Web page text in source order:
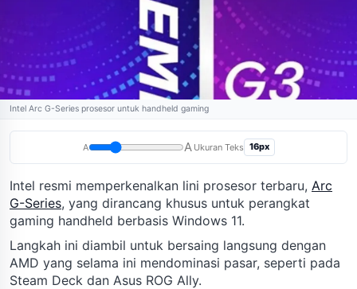
Intel Arc G-Series prosesor untuk handheld gaming
A A Ukuran Teks 16px
Intel resmi memperkenalkan lini prosesor terbaru, Arc
G-Series, yang dirancang khusus untuk perangkat
gaming handheld berbasis Windows 11.
Langkah ini diambil untuk bersaing langsung dengan
AMD yang selama ini mendominasi pasar, seperti pada
Steam Deck dan Asus ROG Ally.